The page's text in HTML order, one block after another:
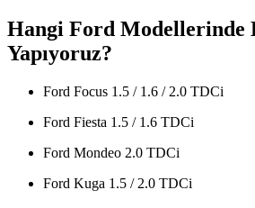
Hangi Ford Modellerinde
Yapıyoruz?
Ford Focus 1.5 / 1.6 / 2.0 TDCi
Ford Fiesta 1.5 / 1.6 TDCi
Ford Mondeo 2.0 TDCi
Ford Kuga 1.5 / 2.0 TDCi